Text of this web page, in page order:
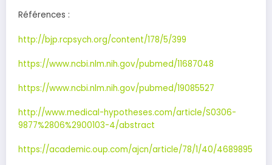
Références :
http://bjp.rcpsych.org/content/178/5/399
https://www.ncbi.nlm.nih.gov/pubmed/11687048
https://www.ncbi.nlm.nih.gov/pubmed/19085527
http://www.medical-hypotheses.com/article/S0306-
9877%2806%2900103-4/abstract
https://academic.oup.com/ajcn/article/78/1/40/4689895